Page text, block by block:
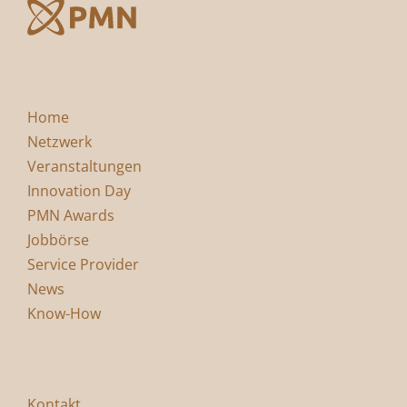
Home
Netzwerk
Veranstaltungen
Innovation Day
PMN Awards
Jobbörse
Service Provider
News
Know-How